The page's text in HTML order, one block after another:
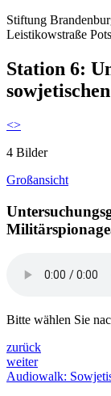
Stiftung
Leistikowstraße
Station 6:
<>
4 Bilder
Großansicht
Bitte wählen Sie
zurück
weiter
Audiowalk: